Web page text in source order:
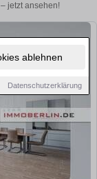
ablehnen
Datenschutzerklärung
jetzt ansehen!